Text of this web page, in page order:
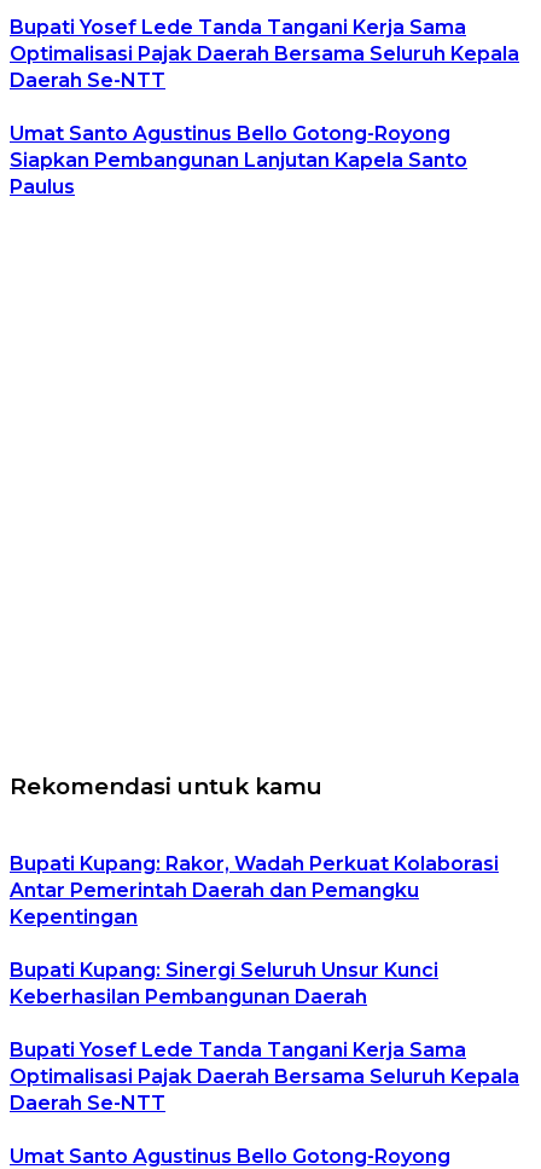
Bupati Yosef Lede Tanda Tangani Kerja Sama
Optimalisasi Pajak Daerah Bersama Seluruh Kepala
Daerah Se-NTT
Umat Santo Agustinus Bello Gotong-Royong
Siapkan Pembangunan Lanjutan Kapela Santo
Paulus
Rekomendasi untuk kamu
Bupati Kupang: Rakor, Wadah Perkuat Kolaborasi
Antar Pemerintah Daerah dan Pemangku
Kepentingan
Bupati Kupang: Sinergi Seluruh Unsur Kunci
Keberhasilan Pembangunan Daerah
Bupati Yosef Lede Tanda Tangani Kerja Sama
Optimalisasi Pajak Daerah Bersama Seluruh Kepala
Daerah Se-NTT
Umat Santo Agustinus Bello Gotong-Royong